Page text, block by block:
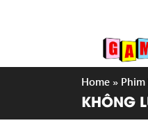
Home »
KHÔNG